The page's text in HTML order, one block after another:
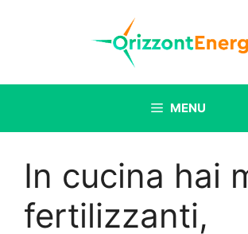
MENU
In cucina hai
fertilizzanti,